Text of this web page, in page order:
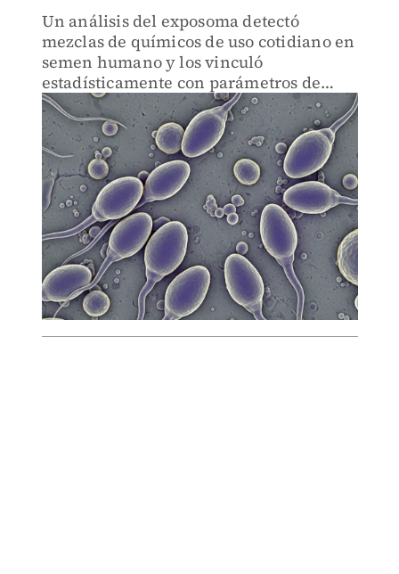
Un análisis del exposoma detectó
mezclas de químicos de uso cotidiano en
semen humano y los vinculó
estadísticamente con parámetros de
calidad espermática.